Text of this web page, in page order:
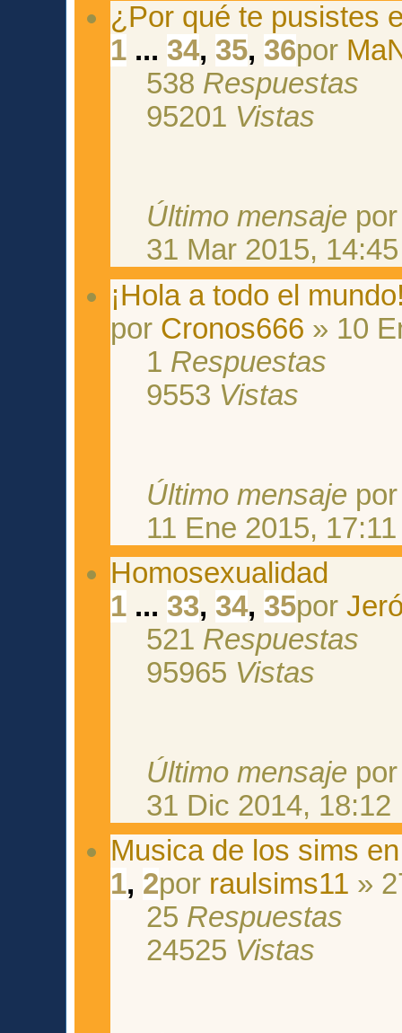
¿Por qué te pusistes
1 ... 34, 35, 36por
538 Respuestas
95201 Vistas
Último mensaje
31 Mar 2015, 14:45
¡Hola a todo el
por Cronos666 » 10
1 Respuestas
9553 Vistas
Último mensaje
11 Ene 2015, 17:11
Homosexualidad
1 ... 33, 34, 35por
521 Respuestas
95965 Vistas
Último mensaje
31 Dic 2014, 18:12
Musica de los sims
1, 2por raulsims11 »
25 Respuestas
24525 Vistas